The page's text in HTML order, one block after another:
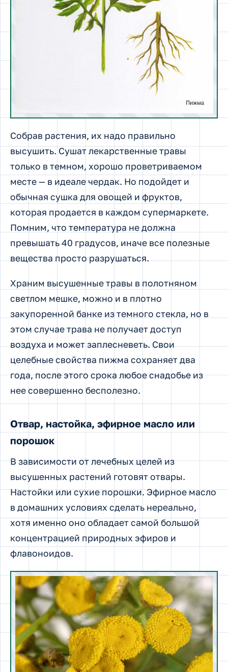
Собрав растения, их надо правильно
высушить. Сушат лекарственные травы
только в темном, хорошо проветриваемом
месте — в идеале чердак. Но подойдет и
обычная сушка для овощей и фруктов,
которая продается в каждом супермаркете.
Помним, что температура не должна
превышать 40 градусов, иначе все полезные
вещества просто разрушаться.
Храним высушенные травы в полотняном
светлом мешке, можно и в плотно
закупоренной банке из темного стекла, но в
этом случае трава не получает доступ
воздуха и может заплесневеть. Свои
целебные свойства пижма сохраняет два
года, после этого срока любое снадобье из
нее совершенно бесполезно.
Отвар, настойка, эфирное масло или
порошок
В зависимости от лечебных целей из
высушенных растений готовят отвары.
Настойки или сухие порошки. Эфирное масло
в домашних условиях сделать нереально,
хотя именно оно обладает самой большой
концентрацией природных эфиров и
флавоноидов.